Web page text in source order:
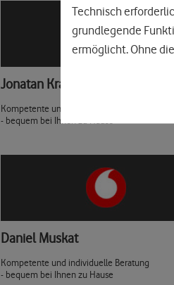
Jonatan Krawczyk
Kompetente und individuelle Beratung
- bequem bei Ihnen zu Hause
Daniel Muskat
Kompetente und individuelle Beratung
- bequem bei Ihnen zu Hause
Technisch
grundlegende
ermöglicht. Ohne